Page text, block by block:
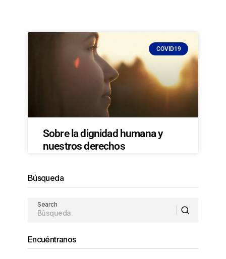
COVID19
Sobre la dignidad humana y
nuestros derechos
Búsqueda
Search
Encuéntranos